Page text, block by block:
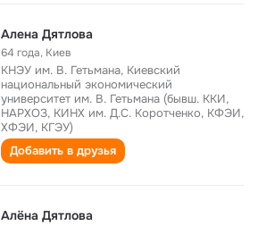
Алена Дятлова
64 года, Киев
КНЭУ им. В. Гетьмана, Киевский
национальный экономический
университет им. В. Гетьмана (бывш. ККИ,
НАРХОЗ, КИНХ им. Д.С. Коротченко, КФЭИ,
ХФЭИ, КГЭУ)
Добавить в друзья
Алёна Дятлова